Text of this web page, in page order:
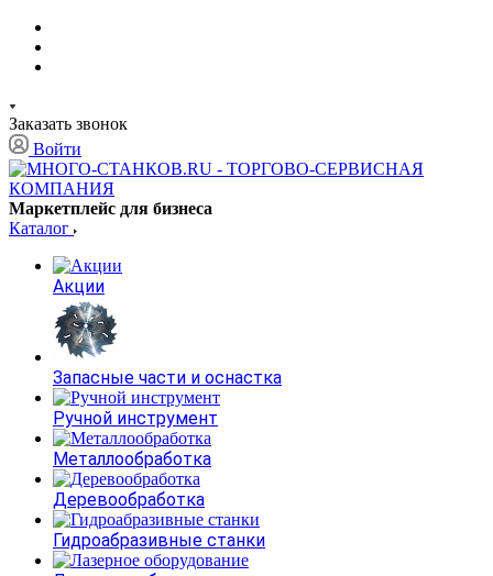
Заказать звонок
Войти
Маркетплейс для бизнеса
Каталог
Акции
Запасные части и оснастка
Ручной инструмент
Металлообработка
Деревообработка
Гидроабразивные станки